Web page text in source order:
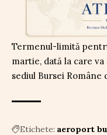
Termenul-limită
martie, dată la care
sediul Bursei Române
Etichete: aeroport